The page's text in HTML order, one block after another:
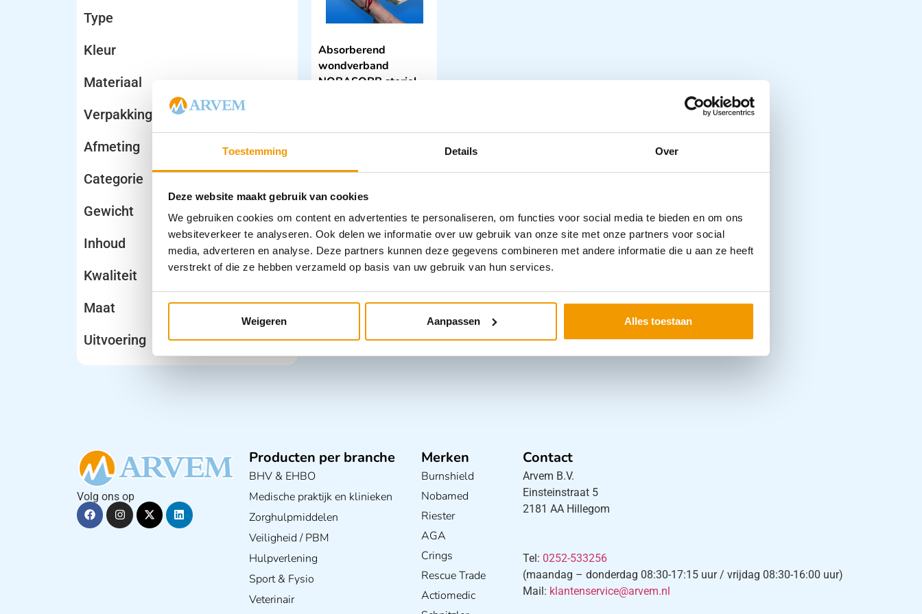
Toestemming Details Over
Deze website maakt gebruik van cookies
We gebruiken cookies om content en advertenties te personaliseren, om functies voor social media te bieden en om ons
websiteverkeer te analyseren. Ook delen we informatie over uw gebruik van onze site met onze partners voor social
media, adverteren en analyse. Deze partners kunnen deze gegevens combineren met andere informatie die u aan ze heeft
verstrekt of die ze hebben verzameld op basis van uw gebruik van hun services.
Weigeren Aanpassen Alles toestaan
Type
Kleur
Materiaal
Verpakking
Afmeting
Categorie
Gewicht
Inhoud
Kwaliteit
Maat
Uitvoering
Absorberend
wondverband
NOBASORB steriel
Volg ons op
Producten per branche
BHV & EHBO
Medische praktijk en klinieken
Zorghulpmiddelen
Veiligheid / PBM
Hulpverlening
Sport & Fysio
Veterinair
Merken
Burnshield
Nobamed
Riester
AGA
Crings
Rescue Trade
Actiomedic
Contact
Arvem B.V.
Einsteinstraat 5
2181 AA Hillegom
Tel: 0252-533256
(maandag – donderdag 08:30-17:15 uur / vrijdag 08:30-16:00 uur)
Mail: klantenservice@arvem.nl